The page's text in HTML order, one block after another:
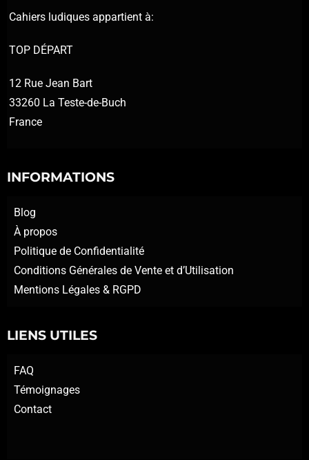
Cahiers ludiques appartient à:
TOP DÉPART
12 Rue Jean Bart
33260 La Teste-de-Buch
France
INFORMATIONS
Blog
À propos
Politique de Confidentialité
Conditions Générales de Vente et d’Utilisation
Mentions Légales & RGPD
LIENS UTILES
FAQ
Témoignages
Contact